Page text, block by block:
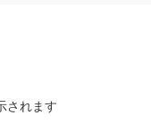
されます